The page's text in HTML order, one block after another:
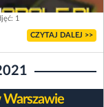
1
CZYTAJ DALEJ >>
Warszawie